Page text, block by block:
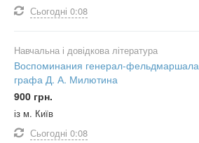
Сьогодні 0:08
Навчальна і довідкова література
Воспоминания генерал-фельдмаршала
графа Д. А. Милютина
900 грн.
із м. Київ
Сьогодні 0:08